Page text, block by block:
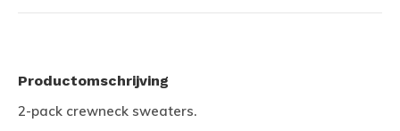
Productomschrijving
2-pack crewneck sweaters.